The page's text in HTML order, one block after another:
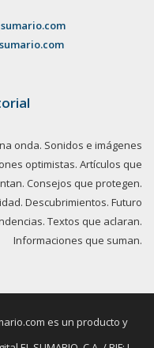
onda. Sonidos e imágenes
optimistas. Artículos que
Consejos que protegen.
Descubrimientos. Futuro
Textos que aclaran.
Informaciones que suman.
es un producto y